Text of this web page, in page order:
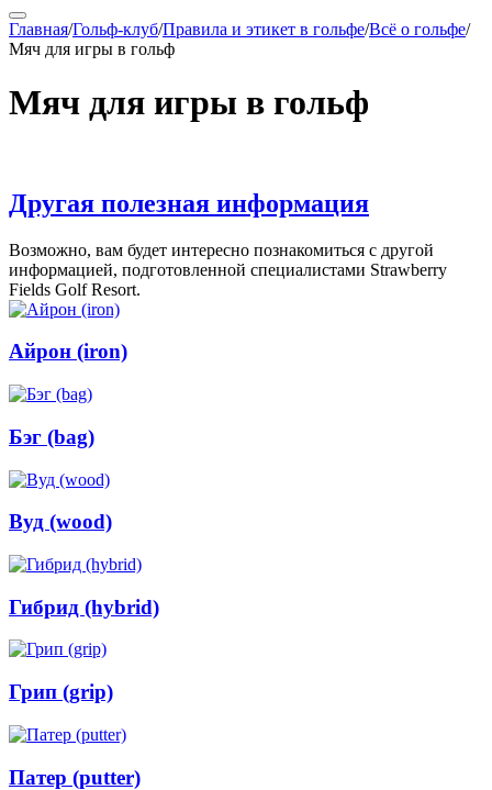
Главная/Гольф-клуб/Правила и этикет в гольфе/Всё о гольфе/
Мяч для игры в гольф
Мяч для игры в гольф
Другая полезная информация
Возможно, вам будет интересно познакомиться с другой
информацией, подготовленной специалистами Strawberry
Fields Golf Resort.
Айрон (iron)
Бэг (bag)
Вуд (wood)
Гибрид (hybrid)
Грип (grip)
Патер (putter)